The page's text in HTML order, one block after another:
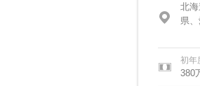
北
県
初年
380